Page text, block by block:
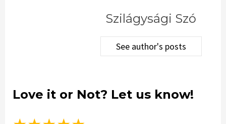
Szilágysági Szó
See author's posts
Love it or Not? Let us know!